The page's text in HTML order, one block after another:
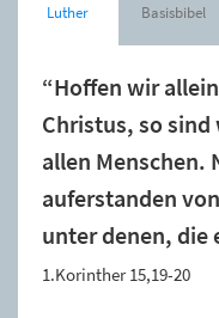
Luther Basisbibel
“Hoffen wir
Christus, so
allen Menschen.
auferstanden
unter denen, die
1.Korinther 15,19-20